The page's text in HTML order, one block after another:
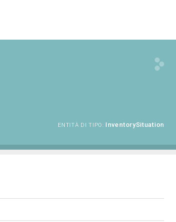
ENTITÀ DI TIPO: InventorySituation